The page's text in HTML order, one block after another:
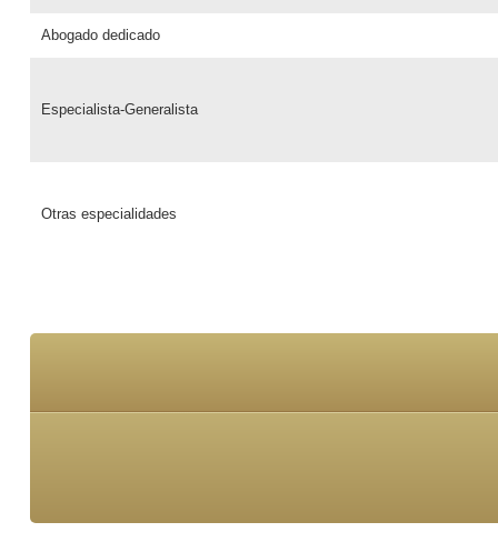
Abogado dedicado
Especialista-Generalista
Otras especialidades